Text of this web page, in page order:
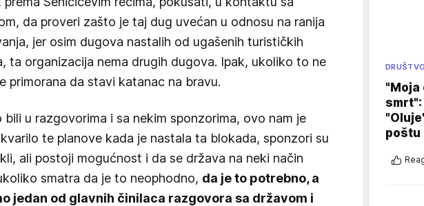
da proveri zašto je taj dug uvećan u odnosu na ranija
jer osim dugova nastalih od ugašenih turističkih
ta organizacija nema drugih dugova. Ipak, ukoliko to ne
primorana da stavi katanac na bravu.
bili u razgovorima i sa nekim sponzorima, ovo nam je
te planove kada je nastala ta blokada, sponzori su
ali postoji mogućnost i da se država na neki način
smatra da je to neophodno, da je to potrebno, a
jedan od glavnih činilaca razgovora sa državom i
DRUŠTVO
"Moja
poštu